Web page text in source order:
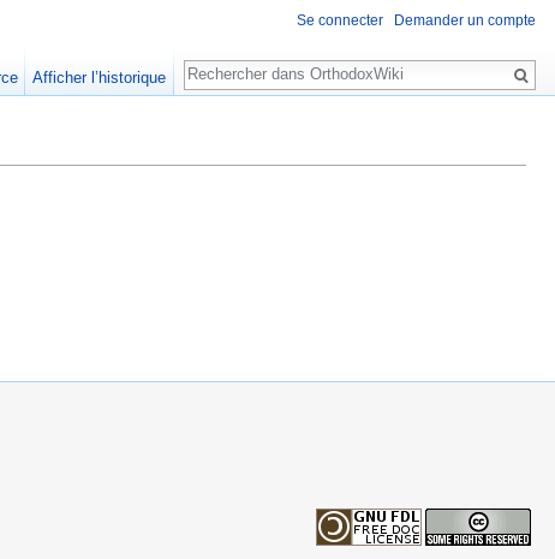
Se connecter Demander un compte
Afficher l’historique
Rechercher